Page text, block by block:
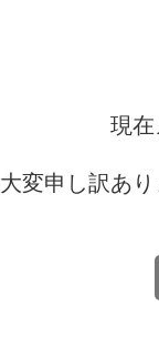
現在
大変申し訳あ